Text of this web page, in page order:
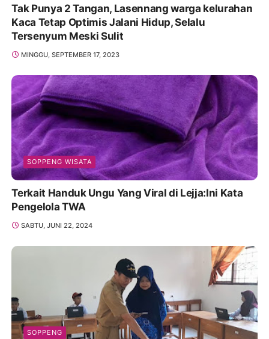
Tak Punya 2 Tangan, Lasennang warga kelurahan
Kaca Tetap Optimis Jalani Hidup, Selalu
Tersenyum Meski Sulit
MINGGU, SEPTEMBER 17, 2023
SOPPENG WISATA
Terkait Handuk Ungu Yang Viral di Lejja:Ini Kata
Pengelola TWA
SABTU, JUNI 22, 2024
SOPPENG